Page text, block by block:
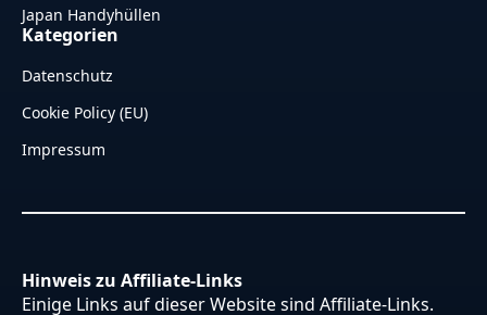
Japan Handyhüllen
Kategorien
Datenschutz
Cookie Policy (EU)
Impressum
Hinweis zu Affiliate-Links
Einige Links auf dieser Website sind Affiliate-Links.